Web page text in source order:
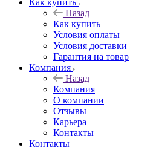
Как купить
Назад
Как купить
Условия оплаты
Условия доставки
Гарантия на товар
Компания
Назад
Компания
О компании
Отзывы
Карьера
Контакты
Контакты